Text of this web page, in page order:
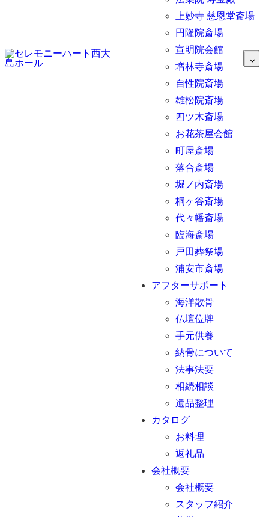
上妙寺 慈恩堂斎場
円隆院斎場
宣明院会館
増林寺斎場
自性院斎場
雄松院斎場
四ツ木斎場
お花茶屋会館
町屋斎場
落合斎場
堀ノ内斎場
桐ヶ谷斎場
代々幡斎場
臨海斎場
戸田葬祭場
浦安市斎場
アフターサポート
海洋散骨
仏壇位牌
手元供養
納骨について
法事法要
相続相談
遺品整理
カタログ
お料理
返礼品
会社概要
会社概要
スタッフ紹介